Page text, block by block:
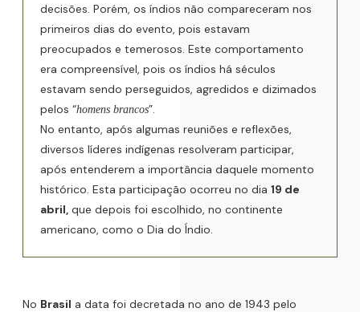
decisões. Porém, os índios não compareceram nos
primeiros dias do evento, pois estavam
preocupados e temerosos. Este comportamento
era compreensível, pois os índios há séculos
estavam sendo perseguidos, agredidos e dizimados
pelos “homens brancos”.
No entanto, após algumas reuniões e reflexões,
diversos líderes indígenas resolveram participar,
após entenderem a importância daquele momento
histórico. Esta participação ocorreu no dia 19 de
abril, que depois foi escolhido, no continente
americano, como o Dia do Índio.
No Brasil a data foi decretada no ano de 1943 pelo